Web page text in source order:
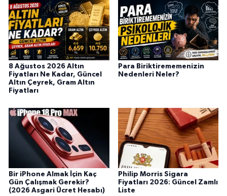
8 Ağustos 2026 Altın
Fiyatları Ne Kadar, Güncel
Altın Çeyrek, Gram Altın
Fiyatları
Para Biriktirememenizin
Nedenleri Neler?
Bir iPhone Almak İçin Kaç
Gün Çalışmak Gerekir?
(2026 Asgari Ücret Hesabı)
Philip Morris Sigara
Fiyatları 2026: Güncel Zamlı
Liste